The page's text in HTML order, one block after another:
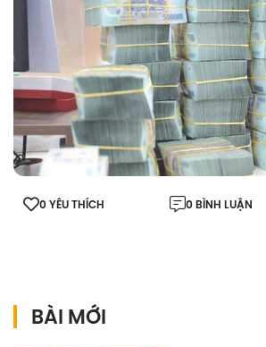
0 YÊU THÍCH 0 BÌNH LUẬN
BÀI MỚI